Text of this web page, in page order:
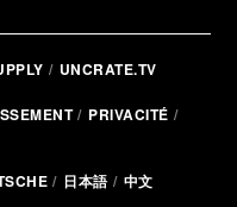
UNCRATE.TV
PRIVACITÉ
日本語 中文